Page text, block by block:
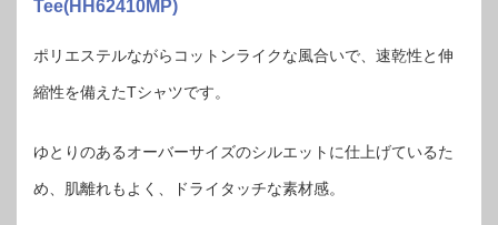
Tee(HH62410MP)
ポリエステルながらコットンライクな風合いで、速乾性と伸
縮性を備えたTシャツです。
ゆとりのあるオーバーサイズのシルエットに仕上げているた
め、肌離れもよく、ドライタッチな素材感。